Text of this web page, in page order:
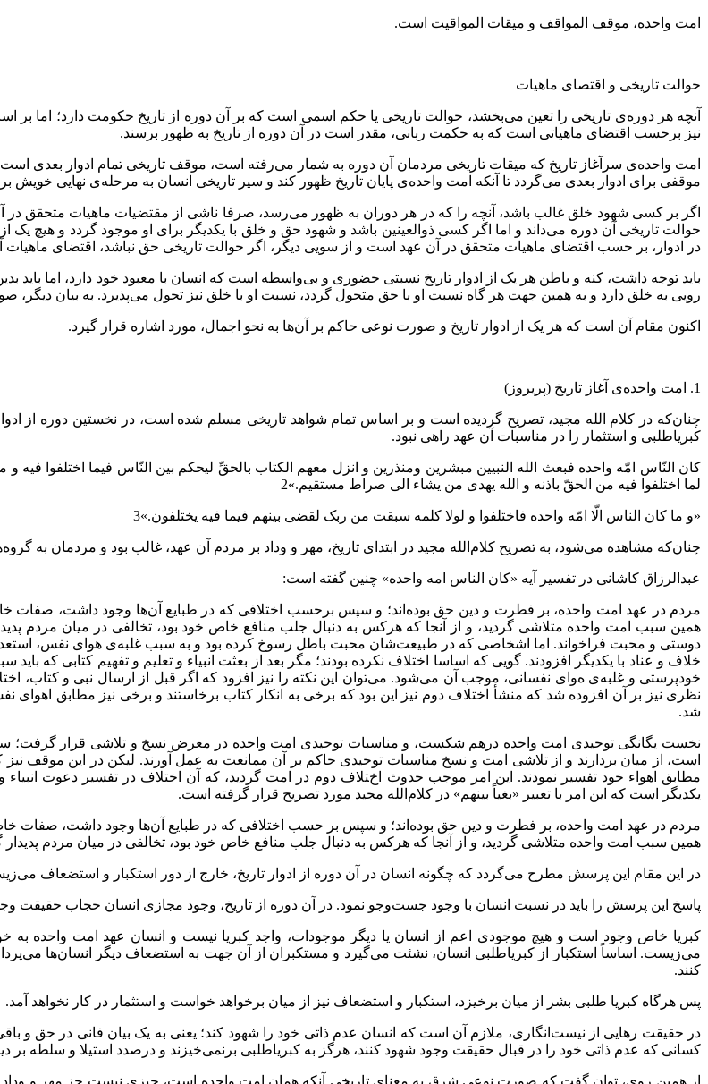
امت واحده، موقف المواقف و میقات المواقیت است.
حوالت تاریخی و اقتصای ماهیات
آنچه هر دوره‌ی تاریخی را تعین می‌بخشد، حوالت تاریخی یا حکم اسمی است که بر آن دوره از تاریخ حکومت دارد؛ اما بر
نیز برحسب اقتضای ماهیاتی است که به حکمت ربانی، مقدر است در آن دوره از تاریخ به ظهور برسند.
امت واحده‌ی سرآغاز تاریخ که میقات تاریخی مردمان آن دوره به شمار می‌رفته است، موقف تاریخی تمام ادوار بعدی
موقفی برای ادوار بعدی می‌گردد تا آنکه امت واحده‌ی پایان تاریخ ظهور کند و سیر تاریخی انسان به مرحله‌ی نهایی خویش
اگر بر کسی شهود خلق غالب باشد، آنچه را که در هر دوران به ظهور می‌رسد، صرفا ناشی از مقتضیات ماهیات متحقق
حوالت تاریخی آن دوره می‌داند و اما اگر کسی ذوالعینین باشد و شهود حق و خلق با یکدیگر برای او موجود گردد و هیچ یک
در ادوار، بر حسب اقتضای ماهیات متحقق در آن عهد است و از سویی دیگر، اگر حوالت تاریخی حق نباشد، اقتضای
باید توجه داشت، کنه و باطن هر یک از ادوار تاریخ نسبتی حضوری و بی‌واسطه است که انسان با معبود خود دارد، اما
رویی به خلق دارد و به همین جهت هر گاه نسبت او با حق متحول گردد، نسبت او با خلق نیز تحول می‌پذیرد. به بیان دیگر،
اکنون مقام آن است که هر یک از ادوار تاریخ و صورت نوعی حاکم بر آن‌ها به نحو اجمال، مورد اشاره قرار ‌گیرد.
1.‌ امت واحده‌ی آغاز تاریخ (پریروز)
چنان‌که در کلام الله مجید، تصریح گردیده است و بر اساس تمام شواهد تاریخی مسلم شده است، در نخستین دوره از
کبریاطلبی و استثمار را در مناسبات آن عهد راهی نبود.
کان النّاس امّه واحده فبعث الله النبیین مبشرین ومنذرین و انزل معهم الکتاب بالحقِّ لیحکم بین النّاس فیما اختلفوا فیه و ما
لما اختلفوا فیه من الحقّ باذنه و الله یهدی من یشاء الی صراط مستقیم.»2
«و ما کان الناس الّا امّه واحده فاختلفوا و لولا کلمه سبقت من ربک لقضی بینهم فیما فیه یختلفون.»3
چنان‌که مشاهده می‌شود، به تصریح کلام‌الله مجید در ابتدای تاریخ، مهر و وداد بر مردم آن عهد، غالب بود و مردمان به
عبدالرزاق کاشانی در تفسیر آیه «کان الناس امه واحده» چنین گفته است:
مردم در عهد امت واحده، بر فطرت و دین حق بوده‌اند؛ و سپس برحسب اختلافی که در طبایع آن‌ها وجود داشت، صفات
همین سبب امت واحده متلاشی گردید، و از آنجا که هرکس به دنبال جلب منافع خاص خود بود، تخالفی در میان مردم
دوستی و محبت فراخواند. اما اشخاصی که در طبیعت‌شان محبت باطل رسوخ کرده بود و به سبب غلبه‌ی هوای نفس،
خلاف و عناد با یکدیگر افزودند. گویی که اساسا اختلاف نکرده بودند؛ مگر بعد از بعثت انبیاء و تعلیم و تفهیم کتابی
خودپرستی و غلبه‌ی هوای نفسانی، موجب آن می‌شود. می‌توان این نکته را نیز افزود که اگر قبل از ارسال نبی و
نظری نیز بر آن افزوده شد که منشأ اختلاف دوم نیز این بود که برخی به انکار کتاب برخاستند و برخی نیز مطابق اهوای
شد.
نخست یگانگی توحیدی امت واحده درهم شکست، و مناسبات توحیدی امت واحده در معرض نسخ و تلاشی قرار گرفت؛
است، از میان بردارند و از تلاشی امت و نسخ مناسبات توحیدی حاکم بر آن ممانعت به عمل آورند. لیکن در این موقف نیز
مطابق اهواء خود تفسیر نمودند. این امر موجب حدوث اختلاف دوم در امت گردید، که آن اختلاف در تفسیر دعوت
یکدیگر است که این امر با تعبیر «بغیاً بینهم» در کلام‌الله مجید مورد تصریح قرار گرفته است.
مردم در عهد امت واحده، بر فطرت و دین حق بوده‌اند؛ و سپس بر حسب اختلافی که در طبایع آن‌ها وجود داشت، صفات خاص
همین سبب امت واحده متلاشی گردید، و از آنجا که هرکس به دنبال جلب منافع خاص خود بود، تخالفی در میان مردم
در این مقام این پرسش مطرح می‌گردد که چگونه انسان در آن دوره از ادوار تاریخ، خارج از دور استکبار و استضعاف
پاسخ این پرسش را باید در نسبت انسان با وجود جست‌وجو نمود. در آن دوره از تاریخ، وجود مجازی انسان حجاب حقیقت
کبریا خاص وجود است و هیچ موجودی اعم از انسان یا دیگر موجودات، واجد کبریا نیست و انسان عهد امت واحده به
می‌زیست. اساساً استکبار از کبریاطلبی انسان، نشئت می‌گیرد و مستکبران از آن جهت به استضعاف دیگر انسان‌ها
کنند.
پس هرگاه کبریا طلبی بشر از میان برخیزد، استکبار و استضعاف نیز از میان برخواهد خواست و استثمار در کار نخواهد آمد.
در حقیقت رهایی از نیست‌انگاری، ملازم آن است که انسان عدم ذاتی خود را شهود کند؛ یعنی به یک بیان فانی در حق و
کسانی که عدم ذاتی خود را در قبال حقیقت وجود شهود کنند، هرگز به کبریاطلبی برنمی‌خیزند و درصدد استیلا و سلطه بر
از همین روی، توان گفت که صورت نوعی شرق به معنای تاریخی آنکه همان امت واحده است، چیزی نیست جز مهر و